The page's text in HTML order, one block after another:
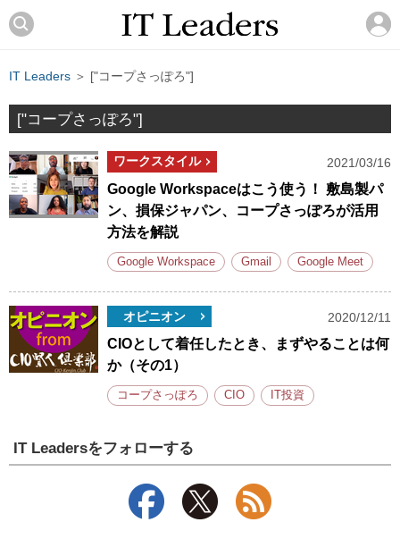
IT Leaders ＞ ["コープさっぽろ"]
["コープさっぽろ"]
ワークスタイル 2021/03/16
Google Workspaceはこう使う！ 敷島製パ
ン、損保ジャパン、コープさっぽろが活用
方法を解説
Google Workspace Gmail Google Meet
オピニオン 2020/12/11
CIOとして着任したとき、まずやることは何
か（その1）
コープさっぽろ CIO IT投資
IT Leadersをフォローする